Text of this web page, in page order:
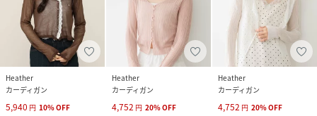
Heather
カーディガン
5,940 円 10%OFF
Heather
カーディガン
4,752 円 20%OFF
Heather
カーディガン
4,752 円 20%OFF